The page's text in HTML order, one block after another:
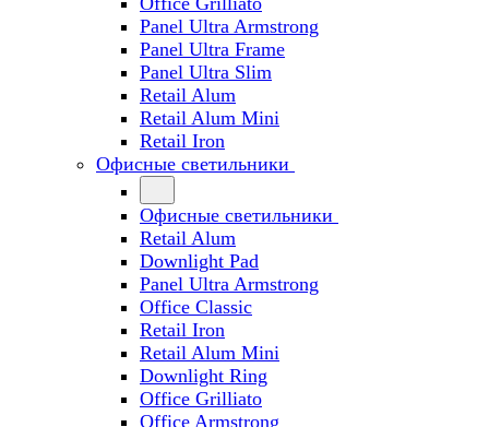
Panel Ultra Armstrong
Panel Ultra Frame
Panel Ultra Slim
Retail Alum
Retail Alum Mini
Retail Iron
Офисные светильники
Офисные светильники
Retail Alum
Downlight Pad
Panel Ultra Armstrong
Office Classic
Retail Iron
Retail Alum Mini
Downlight Ring
Office Grilliato
Office Armstrong